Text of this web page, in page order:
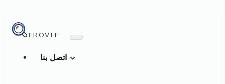
TROVIT